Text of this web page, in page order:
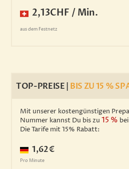
2,13CHF / Min.
aus dem Festnetz
TOP-PREISE | BIS ZU 15 %
Mit unserer kostengünstigen
Nummer kannst Du bis zu 15 %
Die Tarife mit 15% Rabatt:
1,62€
Pro Minute